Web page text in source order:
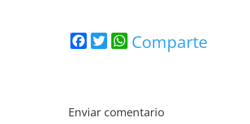
F
b
T W
A
Comparte
Enviar comentario